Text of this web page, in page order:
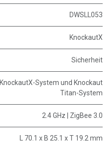
DWSLL053
KnockautX
Sicherheit
KnockautX-System und Knockaut
Titan-System
2.4 GHz | ZigBee 3.0
L 70.1 x B 25.1 x T 19.2 mm